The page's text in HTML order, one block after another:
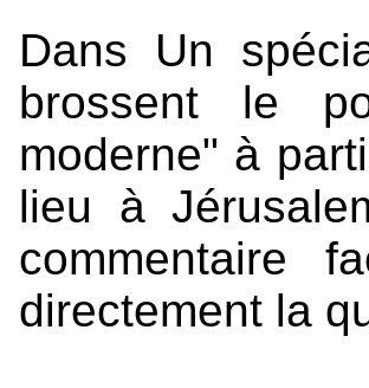
Dans Un
brossent le
moderne" à
lieu à
commentaire
directement la